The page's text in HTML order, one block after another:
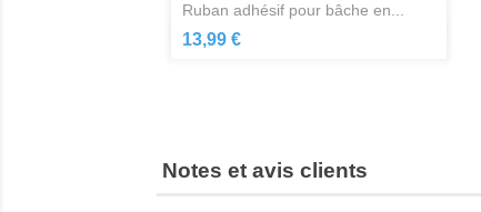
ruban adhésif pour bâche en...
13,99 €
Notes et avis clients